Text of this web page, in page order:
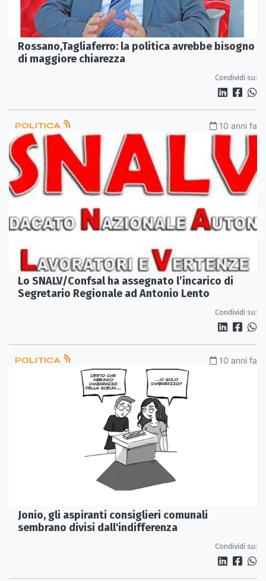
Rossano,Tagliaferro: la politica avrebbe bisogno
di maggiore chiarezza
Condividi su:
POLITICA 10 anni fa
Lo SNALV/Confsal ha assegnato l’incarico di
Segretario Regionale ad Antonio Lento
Condividi su:
POLITICA 10 anni fa
Jonio, gli aspiranti consiglieri comunali
sembrano divisi dall'indifferenza
Condividi su: